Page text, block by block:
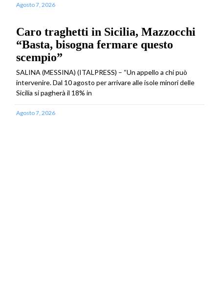
Agosto 7, 2026
Caro traghetti in Sicilia, Mazzocchi
“Basta, bisogna fermare questo
scempio”
SALINA (MESSINA) (ITALPRESS) – “Un appello a chi può
intervenire. Dal 10 agosto per arrivare alle isole minori delle
Sicilia si pagherà il 18% in
Agosto 7, 2026